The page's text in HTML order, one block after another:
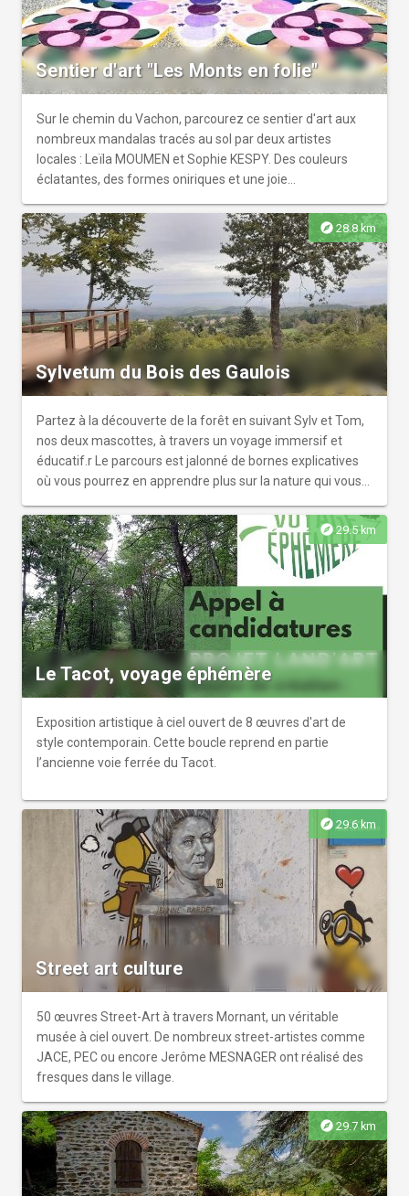
Sentier d'art "Les Monts en folie"
Sur le chemin du Vachon, parcourez ce sentier d'art aux
nombreux mandalas tracés au sol par deux artistes
locales : Leïla MOUMEN et Sophie KESPY. Des couleurs
éclatantes, des formes oniriques et une joie
explore 28.8 km
Sylvetum du Bois des Gaulois
Partez à la découverte de la forêt en suivant Sylv et Tom,
nos deux mascottes, à travers un voyage immersif et
éducatif.r Le parcours est jalonné de bornes explicatives
où vous pourrez en apprendre plus sur la nature qui vous
explore 29.5 km
Le Tacot, voyage éphémère
Exposition artistique à ciel ouvert de 8 œuvres d'art de
style contemporain. Cette boucle reprend en partie
l’ancienne voie ferrée du Tacot.
explore 29.6 km
Street art culture
50 œuvres Street-Art à travers Mornant, un véritable
musée à ciel ouvert. De nombreux street-artistes comme
JACE, PEC ou encore Jerôme MESNAGER ont réalisé des
fresques dans le village.
explore 29.7 km